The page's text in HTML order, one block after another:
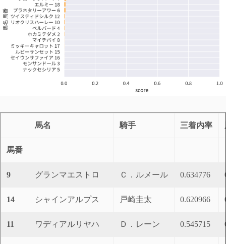
馬名 騎手 三着内率
馬番
9 グランマエストロ Ｃ．ルメール 0.634776
14 シャインアルプス 戸崎圭太 0.620966
11 ワディアルリヤハ Ｄ．レーン 0.545715